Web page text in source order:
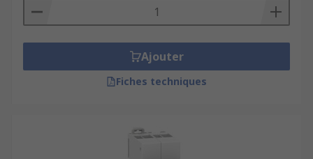
Ajouter
Fiches techniques